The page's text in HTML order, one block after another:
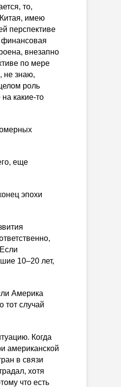
то,
имею
перспективе
финансовая
внезапно
по мере
не знаю,
роль
на какие-то
еще
эпохи
10–20 лет,
Америка
тот случай
Когда
американской
в связи
хотя
что есть